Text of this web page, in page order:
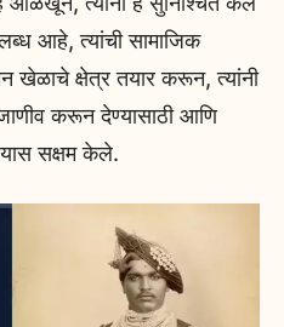
आहे, त्यांची सामाजिक
खेळाचे क्षेत्र तयार करून, त्यांनी
जाणीव करून देण्यासाठी आणि
सक्षम केले.